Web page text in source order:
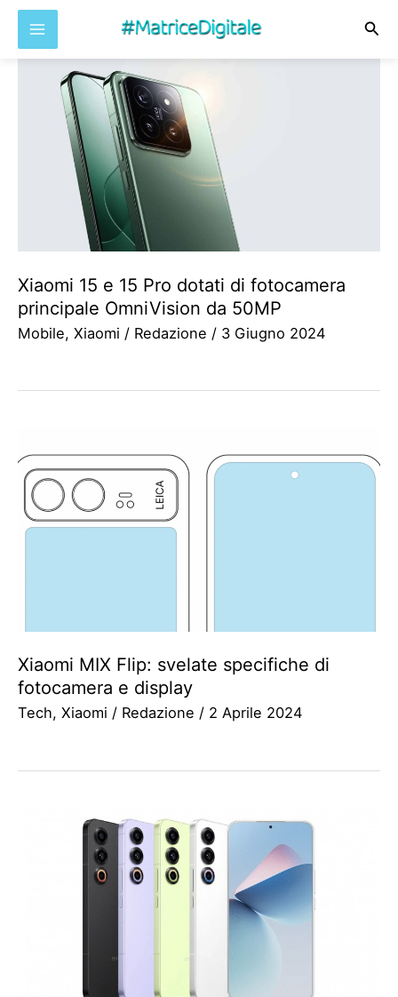
contenuto
Xiaomi 15 e 15 Pro dotati di fotocamera
principale OmniVision da 50MP
Mobile, Xiaomi / Redazione / 3 Giugno 2024
Xiaomi MIX Flip: svelate specifiche di
fotocamera e display
Tech, Xiaomi / Redazione / 2 Aprile 2024